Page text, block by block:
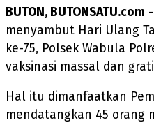
BUTON, BUTONSATU.com
menyambut Hari Ulang
ke-75, Polsek Wabula
vaksinasi massal dan
Hal itu dimanfaatkan
mendatangkan 45 orang